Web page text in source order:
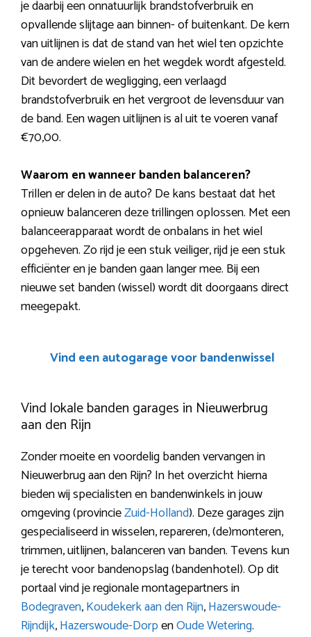
je daarbij een onnatuurlijk brandstofverbruik en
opvallende slijtage aan binnen- of buitenkant. De kern
van uitlijnen is dat de stand van het wiel ten opzichte
van de andere wielen en het wegdek wordt afgesteld.
Dit bevordert de wegligging, een verlaagd
brandstofverbruik en het vergroot de levensduur van
de band. Een wagen uitlijnen is al uit te voeren vanaf
€70,00.
Waarom en wanneer banden balanceren?
Trillen er delen in de auto? De kans bestaat dat het
opnieuw balanceren deze trillingen oplossen. Met een
balanceerapparaat wordt de onbalans in het wiel
opgeheven. Zo rijd je een stuk veiliger, rijd je een stuk
efficiënter en je banden gaan langer mee. Bij een
nieuwe set banden (wissel) wordt dit doorgaans direct
meegepakt.
Vind een autogarage voor bandenwissel
Vind lokale banden garages in Nieuwerbrug
aan den Rijn
Zonder moeite en voordelig banden vervangen in
Nieuwerbrug aan den Rijn? In het overzicht hierna
bieden wij specialisten en bandenwinkels in jouw
omgeving (provincieZuid-Holland). Deze garages zijn
gespecialiseerd in wisselen, repareren, (de)monteren,
trimmen, uitlijnen, balanceren van banden. Tevens kun
je terecht voor bandenopslag (bandenhotel). Op dit
portaal vind je regionale montagepartners in
Bodegraven,Koudekerk aan den Rijn,Hazerswoude-
Rijndijk,Hazerswoude-DorpenOude Wetering.